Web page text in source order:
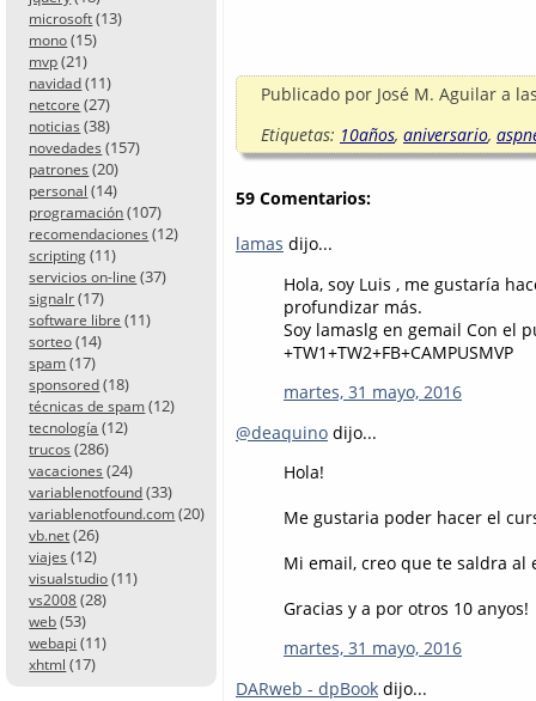
microsoft (13)
mono (15)
mvp (21)
navidad (11)
netcore (27)
noticias (38)
novedades (157)
patrones (20)
personal (14)
programación (107)
recomendaciones (12)
scripting (11)
servicios on-line (37)
signalr (17)
software libre (11)
sorteo (14)
spam (17)
sponsored (18)
técnicas de spam (12)
tecnología (12)
trucos (286)
vacaciones (24)
variablenotfound (33)
variablenotfound.com (20)
vb.net (26)
viajes (12)
visualstudio (11)
vs2008 (28)
web (53)
webapi (11)
xhtml (17)
Publicado por José M. Aguilar a
Etiquetas: 10años, aniversario,
59 Comentarios:
lamas dijo...
Hola, soy Luis , me gustaría
profundizar más.
Soy lamaslg en gemail Con el
+TW1+TW2+FB+CAMPUSMVP
martes, 31 mayo, 2016
@deaquino dijo...
Hola!
Me gustaria poder hacer el
Mi email, creo que te saldra al
Gracias y a por otros 10 anyos!
martes, 31 mayo, 2016
DARweb - dpBook dijo...